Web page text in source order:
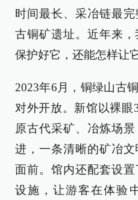
时间最长、采冶链最
古铜矿遗址。近年来
保护好它，还能怎样让
2023年6月，铜绿山古
对外开放。新馆以裸
原古代采矿、冶炼场
进，一条清晰的矿冶
面前。馆内还配套设
设施，让游客在体验